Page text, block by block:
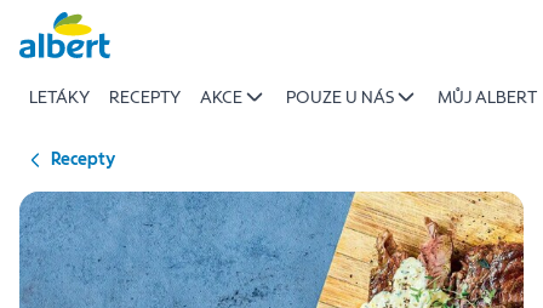
Přeskočit
LETÁKY RECEPTY AKCE POUZE U NÁS MŮJ ALBERT
Recepty